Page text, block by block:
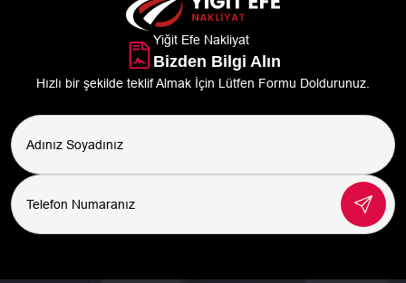
Yiğit Efe Nakliyat
Bizden Bilgi Alın
Hızlı bir şekilde teklif Almak İçin Lütfen Formu Doldurunuz.